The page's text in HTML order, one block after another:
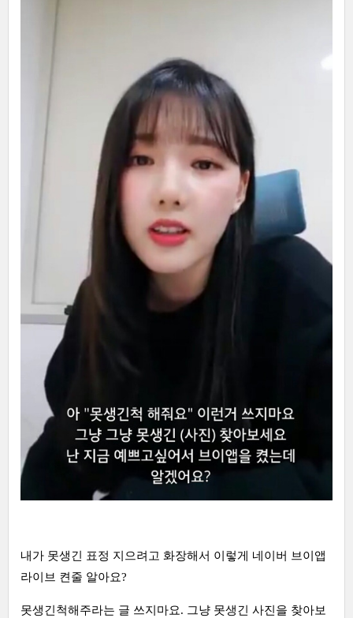
내가 못생긴 표정 지으려고 화장해서 이렇게 네이버 브이앱
라이브 켠줄 알아요?
못생긴척해주라는 글 쓰지마요. 그냥 못생긴 사진을 찾아보